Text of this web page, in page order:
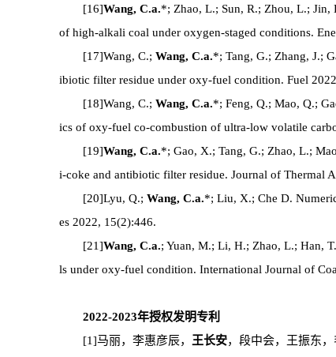
[16]Wang, C.a.*; Zhao, L.; Sun, R.; Zhou, L.; Jin,
of high-alkali coal under oxygen-staged conditions.
[17]Wang, C.; Wang, C.a.*; Tang, G.; Zhang, J.;
ibiotic filter residue under oxy-fuel condition. Fuel
[18]Wang, C.; Wang, C.a.*; Feng, Q.; Mao, Q.;
ics of oxy-fuel co-combustion of ultra-low volatile
[19]Wang, C.a.*; Gao, X.; Tang, G.; Zhao, L.;
i-coke and antibiotic filter residue. Journal of Thermal
[20]Lyu, Q.; Wang, C.a.*; Liu, X.; Che D.
es 2022, 15(2):446.
[21]Wang, C.a.; Yuan, M.; Li, H.; Zhao, L.; Han,
ls under oxy-fuel condition. International Journal of
2022-2023年授权发明专利
[1]马丽，李惠彦辰，
王长安，段中会，王振东